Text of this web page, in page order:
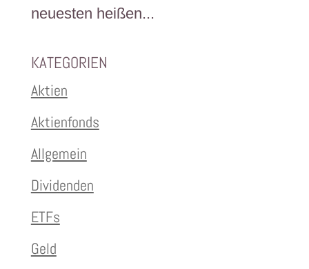
neuesten heißen...
KATEGORIEN
Aktien
Aktienfonds
Allgemein
Dividenden
ETFs
Geld